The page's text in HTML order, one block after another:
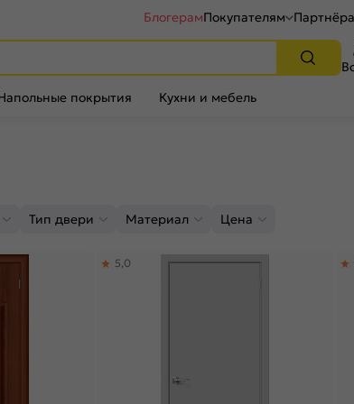
БлогерамПокупателям
покрытия Кухни и мебель
Тип двери Материал Цена
5,0